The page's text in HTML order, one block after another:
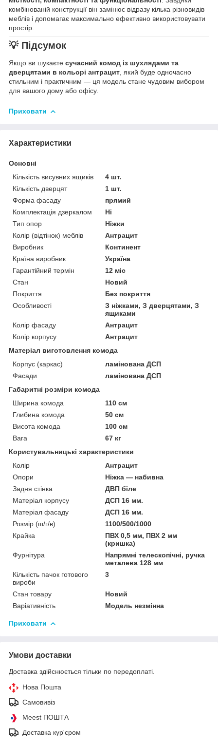
комбінованій конструкції він замінює відразу кілька різновидів
меблів і допомагає максимально ефективно використовувати
простір.
💡 Підсумок
Якщо ви шукаєте сучасний комод із шухлядами та
дверцятами в кольорі антрацит , який буде одночасно
стильним і практичним — ця модель стане чудовим вибором
для вашого дому або офісу.
Приховати
Характеристики
Основні
Кількість висувних ящиків
4 шт.
Кількість дверцят
1 шт.
Форма фасаду
прямий
Комплектація дзеркалом
Ні
Тип опор
Ніжки
Колір (відтінок) меблів
Антрацит
Виробник
Континент
Країна виробник
Україна
Гарантійний термін
12 міс
Стан
Новий
Покриття
Без покриття
Особливості
З ніжками, З дверцятами, З
ящиками
Колір фасаду
Антрацит
Колір корпусу
Антрацит
Матеріал виготовлення комода
Корпус (каркас)
ламінована ДСП
Фасади
ламінована ДСП
Габаритні розміри комода
Ширина комода
110 см
Глибина комода
50 см
Висота комода
100 см
Вага
67 кг
Користувальницькі характеристики
Колір
Антрацит
Опори
Ніжка — набивна
Задня стінка
ДВП біле
Матеріал корпусу
ДСП 16 мм.
Матеріал фасаду
ДСП 16 мм.
Розмір (ш/г/в)
1100/500/1000
Крайка
ПВХ 0,5 мм, ПВХ 2 мм
(кришка)
Фурнітура
Напрямні телескопічні, ручка
металева 128 мм
Кількість пачок готового
вироби
3
Стан товару
Новий
Варіативність
Модель незмінна
Приховати
Умови доставки
Доставка здійснюється тільки по передоплаті.
Нова Пошта
Самовивіз
Meest ПОШТА
Доставка кур'єром